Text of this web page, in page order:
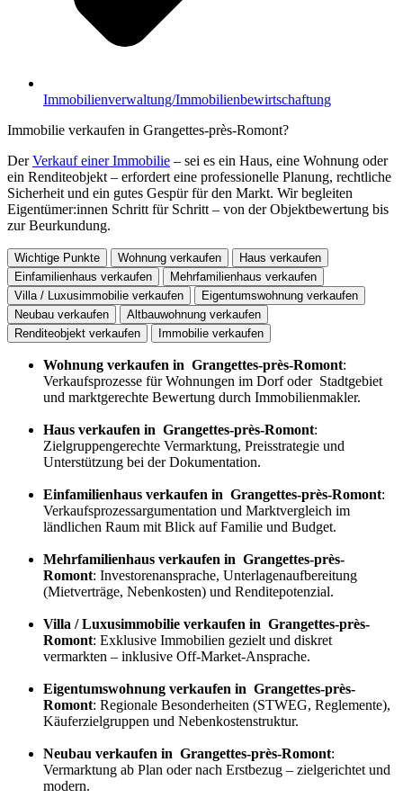
Immobilienverwaltung/Immobilienbewirtschaftung
Immobilie verkaufen in Grangettes-près-Romont?
DerVerkauf einer Immobilie – sei es ein Haus, eine Wohnung oder
ein Renditeobjekt – erfordert eine professionelle Planung, rechtliche
Sicherheit und ein gutes Gespür für den Markt. Wir begleiten
Eigentümer:innen Schritt für Schritt – von der Objektbewertung bis
zur Beurkundung.
Wichtige Punkte Wohnung verkaufen
Haus verkaufen
Einfamilienhaus verkaufen
Mehrfamilienhaus verkaufen
Villa / Luxusimmobilie verkaufen
Eigentumswohnung verkaufen
Neubau verkaufen
Altbauwohnung verkaufen
Renditeobjekt verkaufen
Immobilie verkaufen
Wohnung verkaufen in Grangettes-près-Romont:
Verkaufsprozesse für Wohnungen im Dorf oder Stadtgebiet
und marktgerechte Bewertung durch Immobilienmakler.
Haus verkaufen in Grangettes-près-Romont:
Zielgruppengerechte Vermarktung, Preisstrategie und
Unterstützung bei der Dokumentation.
Einfamilienhaus verkaufen in Grangettes-près-Romont:
Verkaufsprozessargumentation und Marktvergleich im
ländlichen Raum mit Blick auf Familie und Budget.
Mehrfamilienhaus verkaufen in Grangettes-près-
Romont: Investorenansprache, Unterlagenaufbereitung
(Mietverträge, Nebenkosten) und Renditepotenzial.
Villa / Luxusimmobilie verkaufen in Grangettes-près-
Romont: Exklusive Immobilien gezielt und diskret
vermarkten – inklusive Off-Market-Ansprache.
Eigentumswohnung verkaufen in Grangettes-près-
Romont: Regionale Besonderheiten (STWEG, Reglemente),
Käuferzielgruppen und Nebenkostenstruktur.
Neubau verkaufen in Grangettes-près-Romont:
Vermarktung ab Plan oder nach Erstbezug – zielgerichtet und
modern.